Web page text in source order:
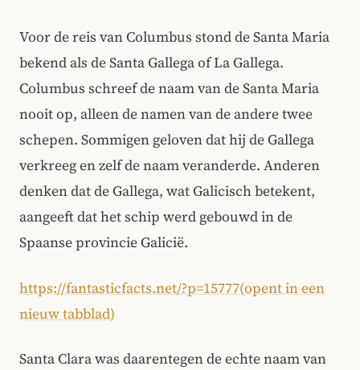
Voor de reis van Columbus stond de Santa Maria
bekend als de Santa Gallega of La Gallega.
Columbus schreef de naam van de Santa Maria
nooit op, alleen de namen van de andere twee
schepen. Sommigen geloven dat hij de Gallega
verkreeg en zelf de naam veranderde. Anderen
denken dat de Gallega, wat Galicisch betekent,
aangeeft dat het schip werd gebouwd in de
Spaanse provincie Galicië.
https://fantasticfacts.net/?p=15777(opent in een
nieuw tabblad)
Santa Clara was daarentegen de echte naam van